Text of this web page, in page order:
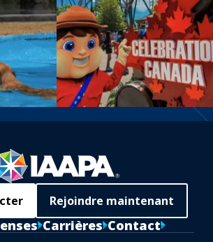
Rejoindre maintenant
Carrières Contact